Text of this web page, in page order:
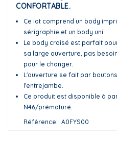
CONFORTABLE.
Ce lot comprend un body
sérigraphie et un body uni.
Le body croisé est parfait
sa large ouverture, pas
pour le changer.
L'ouverture se fait par
l'entrejambe.
Ce produit est disponible à
N46/prématuré.
Référence
A0FYS00